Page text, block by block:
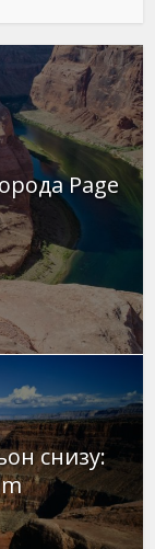
Page
снизу: